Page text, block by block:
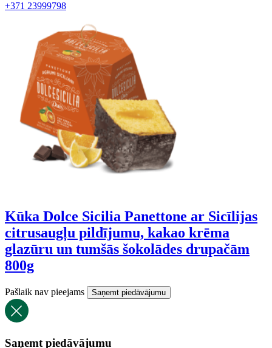
+371 23999798
Kūka Dolce Sicilia Panettone ar Sicīlijas
citrusaugļu pildījumu, kakao krēma
glazūru un tumšās šokolādes drupačām
800g
Pašlaik nav pieejams Saņemt piedāvājumu
Saņemt piedāvājumu